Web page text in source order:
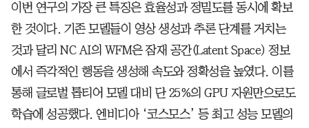
이번 연구의 가장 큰 특징은 효율성과 정밀도를 동시에 확보
한 것이다. 기존 모델들이 영상 생성과 추론 단계를 거치는
것과 달리 NC AI의 WFM은 잠재 공간(Latent Space) 정보
에서 즉각적인 행동을 생성해 속도와 정확성을 높였다. 이를
통해 글로벌 톱티어 모델 대비 단 25%의 GPU 자원만으로도
학습에 성공했다. 엔비디아 ‘코스모스’ 등 최고 성능 모델의